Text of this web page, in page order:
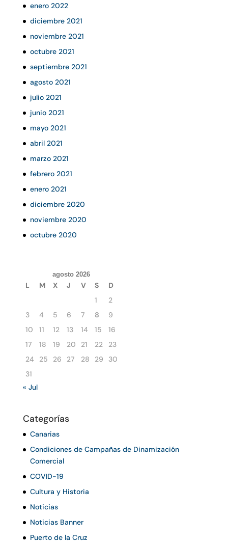
enero 2022
diciembre 2021
noviembre 2021
octubre 2021
septiembre 2021
agosto 2021
julio 2021
junio 2021
mayo 2021
abril 2021
marzo 2021
febrero 2021
enero 2021
diciembre 2020
noviembre 2020
octubre 2020
agosto 2026
L M X J V S
D
1
2
3
4 5 6 7 8
9
10
11 12 13 14 15
16
17
18 19 20 21 22
23
24
25 26 27 28 29
30
31
« Jul
Categorías
Canarias
Condiciones de Campañas de Dinamización
Comercial
COVID-19
Cultura y Historia
Noticias
Noticias Banner
Puerto de la Cruz